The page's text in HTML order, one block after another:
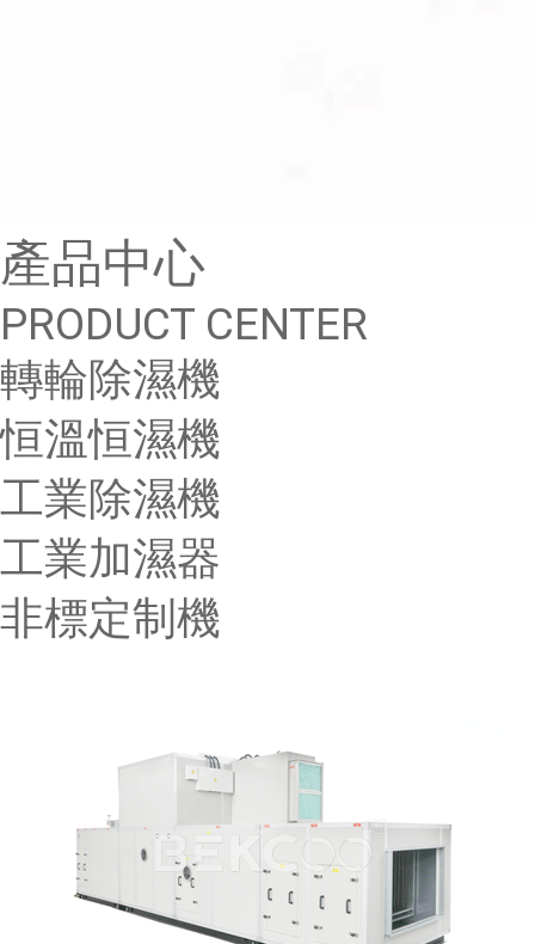
產品中心
PRODUCT CENTER
轉輪除濕機
恒溫恒濕機
工業除濕機
工業加濕器
非標定制機